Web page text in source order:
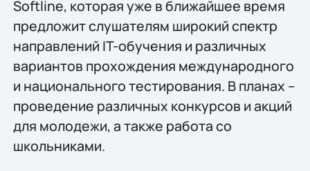
Softline, которая уже в ближайшее время
предложит слушателям широкий спектр
направлений IT-обучения и различных
вариантов прохождения международного
и национального тестирования. В планах –
проведение различных конкурсов и акций
для молодежи, а также работа со
школьниками.